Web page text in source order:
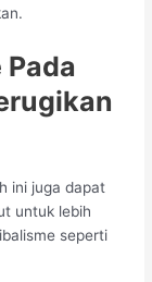
ini juga dapat
untuk lebih
seperti